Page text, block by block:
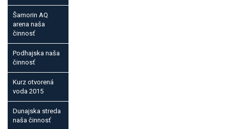
Šamorin AQ
arena naša
činnosť
Podhajska naša
činnosť
Kurz otvorená
voda 2015
Dunajska streda
naša činnosť